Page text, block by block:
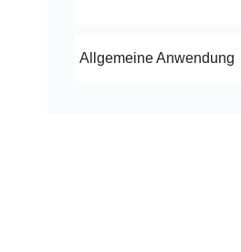
Allgemeine Anwendung